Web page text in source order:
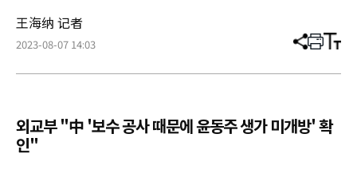
王海纳 记者
2023-08-07 14:03 分
章
打 调
小
외교부 "中 '보수 공사 때문에 윤동주 생가 미개방' 확
인"